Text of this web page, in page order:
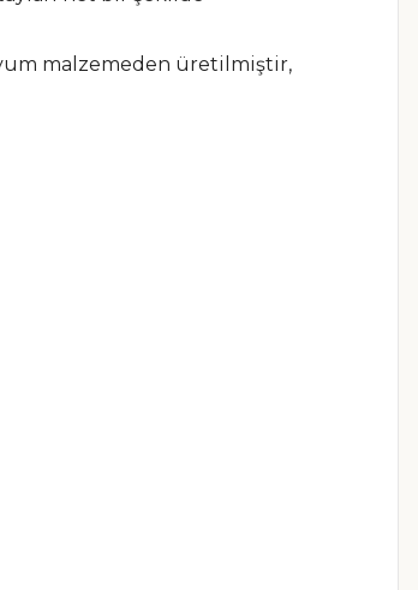
malzemeden üretilmiştir,